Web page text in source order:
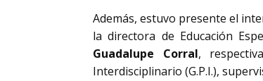
Además, estuvo presente el
la directora de Educación
Guadalupe Corral,
Interdisciplinario (G.P.I.),